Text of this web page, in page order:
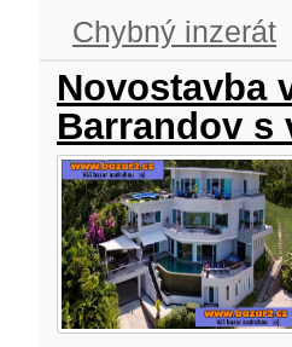
Chybný inzerát
Novostavba
Barrandov s